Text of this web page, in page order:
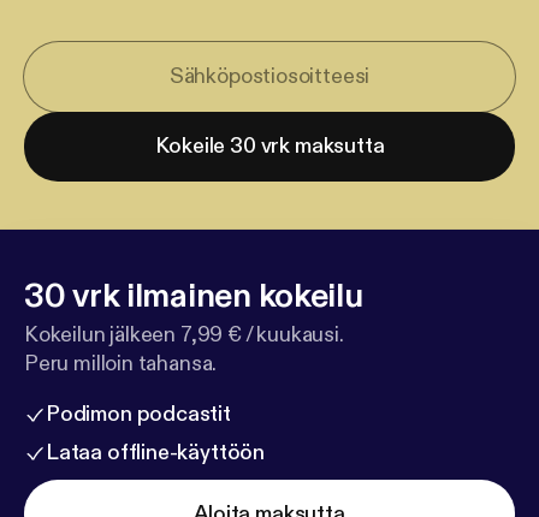
Kokeile 30 vrk maksutta
30 vrk ilmainen kokeilu
Kokeilun jälkeen 7,99 € / kuukausi.
Peru milloin tahansa.
Podimon podcastit
Lataa offline-käyttöön